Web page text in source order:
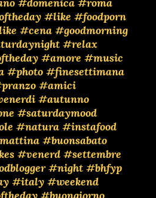
#like #foodporn
#cena #goodmorning
#relax
#amore #music
#photo #finesettimana
#amici
#autunno
#saturdaymood
#natura #instafood
#buonsabato
#venerd #settembre
#night #bhfyp
#italy #weekend
#buongiorno